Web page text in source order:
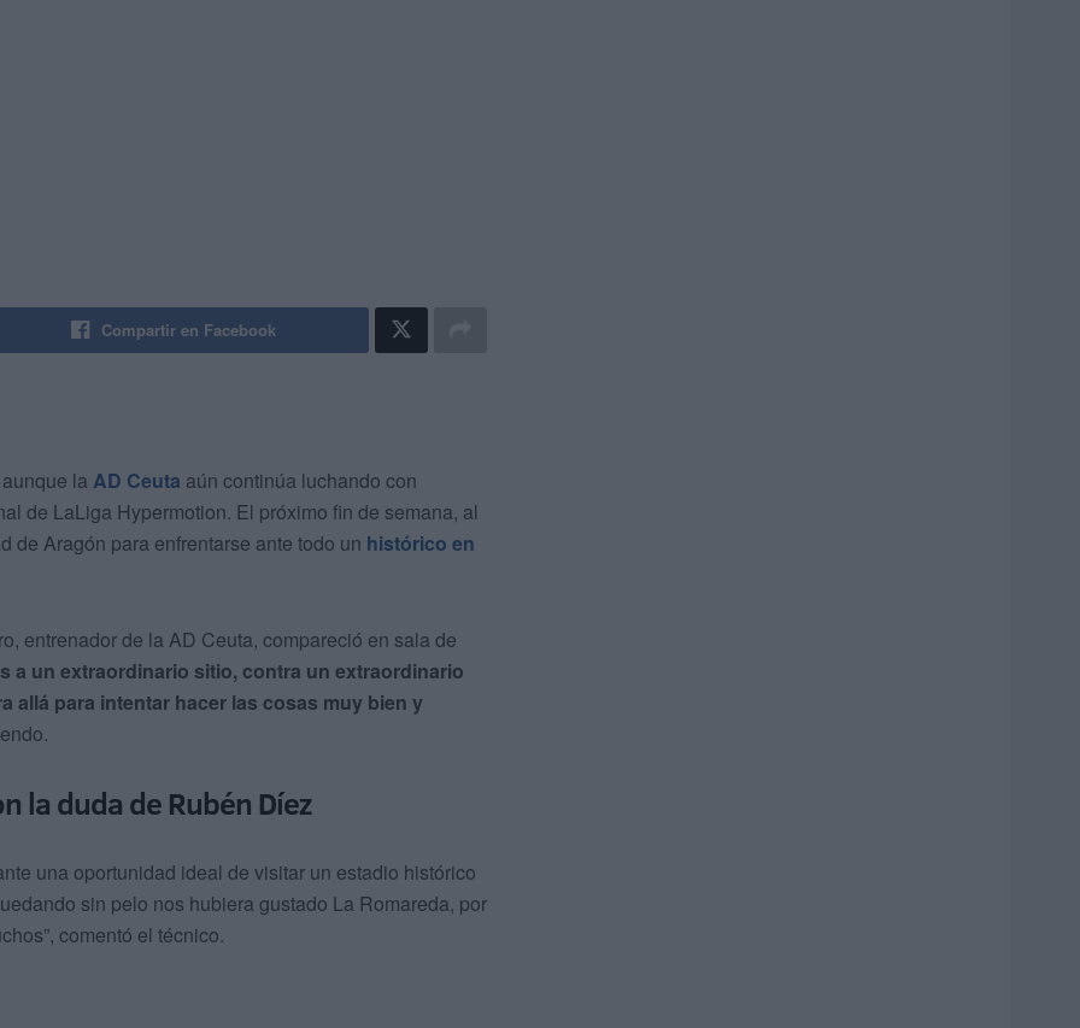
Compartir en Facebook
la AD Ceuta aún continúa luchando con
de LaLiga Hypermotion. El próximo fin de semana, al
de Aragón para enfrentarse ante todo un histórico en
entrenador de la AD Ceuta, compareció en sala de
a un extraordinario sitio, contra un extraordinario
allá para intentar hacer las cosas muy bien y
la duda de Rubén Díez
una oportunidad ideal de visitar un estadio histórico
sin pelo nos hubiera gustado La Romareda, por
comentó el técnico.